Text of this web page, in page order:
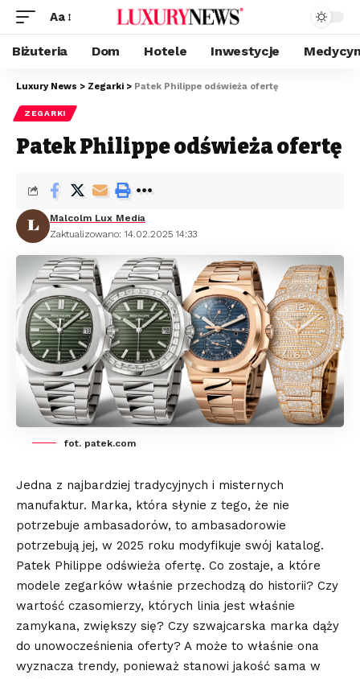
Aa
Biżuteria Dom Hotele Inwestycje
Luxury News > Zegarki > Patek Philippe odświeża ofertę
ZEGARKI
Patek Philippe odświeża ofertę
Zaktualizowano: 14.02.2025 14:33
Malcolm Lux Media
fot. patek.com
Jedna z najbardziej tradycyjnych i misternych
manufaktur. Marka, która słynie z tego, że nie
potrzebuje ambasadorów, to ambasadorowie
potrzebują jej, w 2025 roku modyfikuje swój katalog.
Patek Philippe odświeża ofertę. Co zostaje, a które
modele zegarków właśnie przechodzą do historii? Czy
wartość czasomierzy, których linia jest właśnie
zamykana, zwiększy się? Czy szwajcarska marka dąży
do unowocześnienia oferty? A może to właśnie ona
wyznacza trendy, ponieważ stanowi jakość sama w